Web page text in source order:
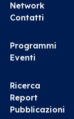
Network
Contatti
Programmi
Eventi
Ricerca
Report
Pubblicazioni